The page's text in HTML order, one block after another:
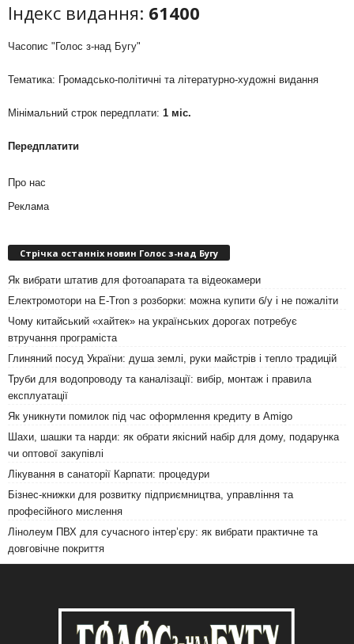
Індекс видання: 61400
Часопис "Голос з-над Бугу"
Тематика: Громадсько-політичні та літературно-художні видання
Мінімальний строк передплати: 1 міс.
Передплатити
Про нас
Реклама
Стрічка останніх новин Голос з-над Бугу
Як вибрати штатив для фотоапарата та відеокамери
Електромотори на E-Tron з розборки: можна купити б/у і не пожаліти
Чому китайський «хайтек» на українських дорогах потребує
втручання програміста
Глиняний посуд України: душа землі, руки майстрів і тепло традицій
Труби для водопроводу та каналізації: вибір, монтаж і правила
експлуатації
Як уникнути помилок під час оформлення кредиту в Amigo
Шахи, шашки та нарди: як обрати якісний набір для дому, подарунка
чи оптової закупівлі
Лікування в санаторії Карпати: процедури
Бізнес-книжки для розвитку підприємництва, управління та
професійного мислення
Лінолеум ПВХ для сучасного інтер’єру: як вибрати практичне та
довговічне покриття